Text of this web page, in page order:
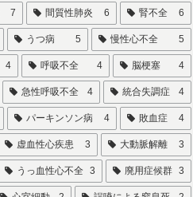
7 間質性肺炎 6 腎不全 6
うつ病 5 慢性心不全 5
4 呼吸不全 4 脳梗塞 4
急性呼吸不全 4 統合失調症 4
パーキンソン病 4 敗血症 4
虚血性心疾患 3 大動脈解離 3
うっ血性心不全 3 廃用症候群 3